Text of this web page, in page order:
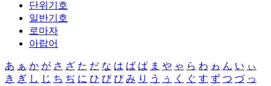
단위기호
일반기호
로마자
아랍어
あ ぁ か が さ ざ た だ な は ば ぱ ま や ゃ ら わ ゎ ん い ぃ
き ぎ し じ ち ぢ に ひ び ぴ み り う ぅ く ぐ す ず つ づ っ